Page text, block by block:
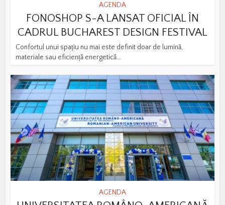
AGENDA
FONOSHOP S-A LANSAT OFICIAL ÎN
CADRUL BUCHAREST DESIGN FESTIVAL
Confortul unui spațiu nu mai este definit doar de lumină,
materiale sau eficiență energetică...
AGENDA